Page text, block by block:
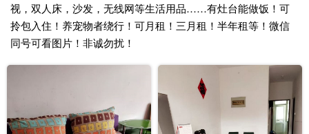
视，双人床，沙发，无线网等生活用品……有灶台能做饭！可
拎包入住！养宠物者绕行！可月租！三月租！半年租等！微信
同号可看图片！非诚勿扰！